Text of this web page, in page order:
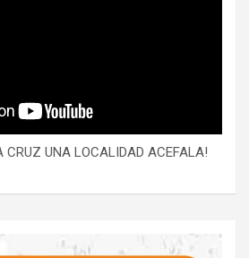
CRUZ UNA LOCALIDAD ACEFALA!